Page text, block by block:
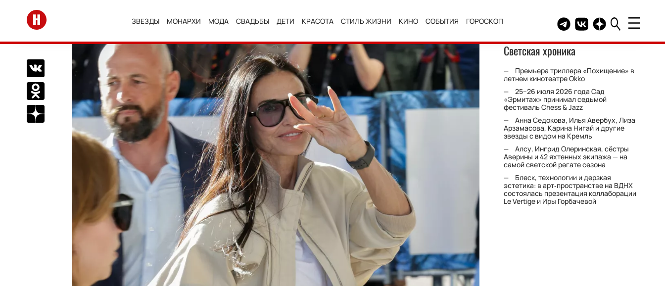
Перейти на главную
ЗВЕЗДЫ МОНАРХИ МОДА СВАДЬБЫ ДЕТИ КРАСОТА СТИЛЬ ЖИЗНИ КИНО СОБЫТИЯ ГОРОСКОП Telegram канал HELLO
Группа HELLO
Канал HELLO в
Поделиться Вконтакте
Поделиться в Одноклассниках
Подписаться на нас в Дзен
Светская хроника
Премьера триллера «Похищение» в
летнем кинотеатре Okko
25–26 июля 2026 года Сад
«Эрмитаж» принимал седьмой
фестиваль Chess & Jazz
Анна Седокова, Илья Авербух, Лиза
Арзамасова, Карина Нигай и другие
звезды с видом на Кремль
Алсу, Ингрид Олеринская, сёстры
Аверины и 42 яхтенных экипажа — на
самой светской регате сезона
Блеск, технологии и дерзкая
эстетика: в арт‑пространстве на ВДНХ
состоялась презентация коллаборации
Le Vertige и Иры Горбачевой